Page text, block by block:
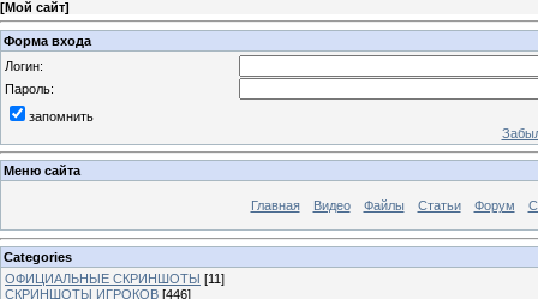
[Мой сайт]
Форма входа
Логин:
Пароль:
запомнить
Меню сайта
Главная Видео Файлы Статьи Форум
Categories
ОФИЦИАЛЬНЫЕ СКРИНШОТЫ [11]
СКРИНШОТЫ ИГРОКОВ [446]